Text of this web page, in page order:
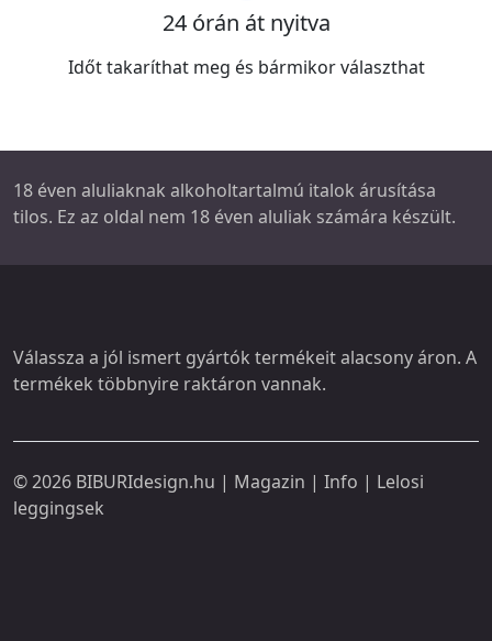
24 órán át nyitva
Időt takaríthat meg és bármikor választhat
18 éven aluliaknak alkoholtartalmú italok árusítása
tilos. Ez az oldal nem 18 éven aluliak számára készült.
Válassza a jól ismert gyártók termékeit alacsony áron. A
termékek többnyire raktáron vannak.
© 2026 BIBURIdesign.hu | Magazin | Info | Lelosi
leggingsek